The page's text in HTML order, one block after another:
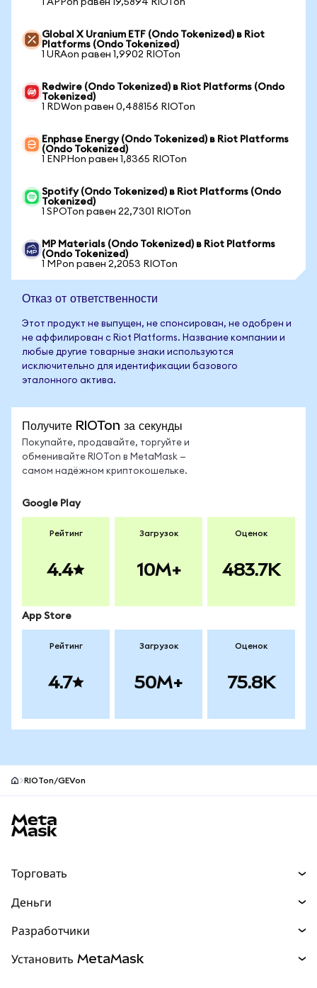
1 APPon равен 19,5894 RIOTon
Global X Uranium ETF (Ondo Tokenized) в Riot
Platforms (Ondo Tokenized)
1 URAon равен 1,9902 RIOTon
Redwire (Ondo Tokenized) в Riot Platforms (Ondo
Tokenized)
1 RDWon равен 0,488156 RIOTon
Enphase Energy (Ondo Tokenized) в Riot Platforms
(Ondo Tokenized)
1 ENPHon равен 1,8365 RIOTon
Spotify (Ondo Tokenized) в Riot Platforms (Ondo
Tokenized)
1 SPOTon равен 22,7301 RIOTon
MP Materials (Ondo Tokenized) в Riot Platforms
(Ondo Tokenized)
1 MPon равен 2,2053 RIOTon
Отказ от ответственности
Этот продукт не выпущен, не спонсирован, не одобрен и
не аффилирован с Riot Platforms. Название компании и
любые другие товарные знаки используются
исключительно для идентификации базового
эталонного актива.
Получите RIOTon за секунды
Покупайте, продавайте, торгуйте и
обменивайте RIOTon в MetaMask —
самом надёжном криптокошельке.
Google Play
Рейтинг
4.4
Загрузок
10M+
Оценок
483.7K
App Store
Рейтинг
4.7
Загрузок
50M+
Оценок
75.8K
RIOTon/GEVon
Торговать
Прогнозы
Перпы НОВИНКА
Деньги
mUSD
Разработчики
Установить MetaMask